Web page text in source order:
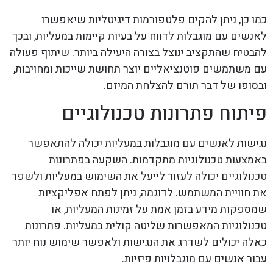
כמו כן, ניתן להקים פלטפורמות דיגיטליות שיאפשרו
לאנשים עם מוגבלות לדווח על בעיות קיימות במעליות, ובכך
להבטיח שהתקציב ינוצל בצורה היעילה ביותר. שיתוף פעולה
עם משתמשים פוטנציאליים יוצר תחושת שייכות ומחויבות,
ובסופו של דבר תורם להצלחת המיזם.
פיתוח פתרונות טכנולוגיים
נגישות לאנשים עם מוגבלות במעליות יכולה להתאפשר
באמצעות טכנולוגיות מתקדמות. השקעה בפתרונות
טכנולוגיים יכולה לעזור לייעל את השימוש במעליות ולשפר
את חוויית המשתמש. לדוגמה, ניתן לפתח אפליקציות
שמספקות מידע בזמן אמת על זמינות המעליות, או
טכנולוגיות המאפשרות שליטה קולית במעליות. פתרונות
כאלה יכולים לשדרג את הנגישות ולאפשר שימוש נוח יותר
עבור אנשים עם מוגבלויות פיזיות.